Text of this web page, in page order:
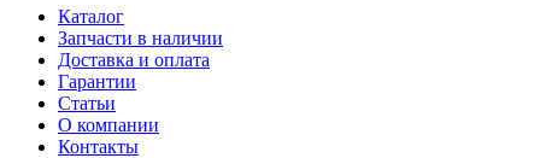
Каталог
Запчасти в наличии
Доставка и оплата
Гарантии
Статьи
О компании
Контакты